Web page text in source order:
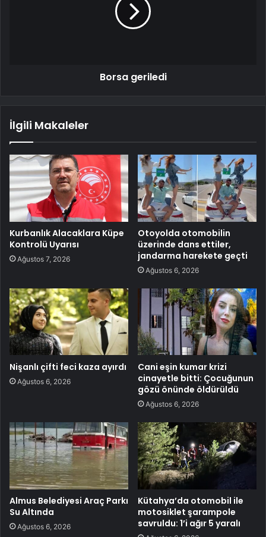
Borsa geriledi
İlgili Makaleler
Kurbanlık Alacaklara Küpe
Kontrolü Uyarısı
Ağustos 7, 2026
Otoyolda otomobilin
üzerinde dans ettiler,
jandarma harekete geçti
Ağustos 6, 2026
Nişanlı çifti feci kaza ayırdı
Ağustos 6, 2026
Cani eşin kumar krizi
cinayetle bitti: Çocuğunun
gözü önünde öldürüldü
Ağustos 6, 2026
Almus Belediyesi Araç Parkı
Su Altında
Ağustos 6, 2026
Kütahya’da otomobil ile
motosiklet şarampole
savruldu: 1’i ağır 5 yaralı